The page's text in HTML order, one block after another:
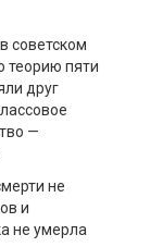
советском
теорию пяти
друг
—
не
и
не умерла